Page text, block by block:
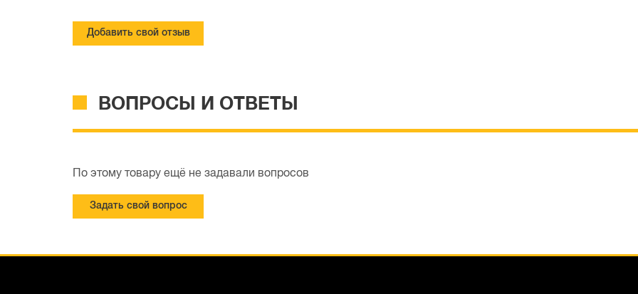
Добавить свой отзыв
ВОПРОСЫ И ОТВЕТЫ
По этому товару ещё не задавали вопросов
Задать свой вопрос